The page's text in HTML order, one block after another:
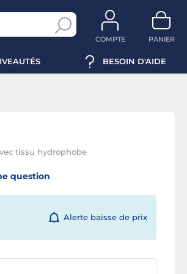
COMPTE PANIER
BESOIN D'AIDE
tissu hydrophobe
question
Alerte baisse de prix